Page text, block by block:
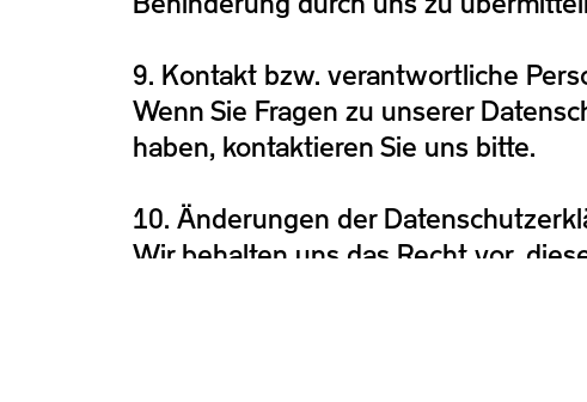
9. Kontakt bzw. verantwortliche
Wenn Sie Fragen zu unserer
haben, kontaktieren Sie uns bitte.
10. Änderungen der
Wir behalten uns das Recht vor,